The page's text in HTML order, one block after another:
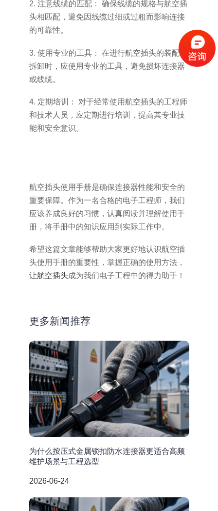
2. 注意线缆的匹配： 确保线缆的规格与航空插
头相匹配，避免因线缆过细或过粗而影响连接
的可靠性。
3. 使用专业的工具： 在进行航空插头的装配和
拆卸时，应使用专业的工具，避免损坏连接器
或线缆。
4. 定期培训： 对于经常使用航空插头的工程师
和技术人员，应定期进行培训，提高其专业技
能和安全意识。
航空插头使用手册是确保连接器性能和安全的
重要保障。作为一名合格的电子工程师，我们
应该养成良好的习惯，认真阅读并理解使用手
册，将手册中的知识应用到实际工作中。
希望这篇文章能够帮助大家更好地认识航空插
头使用手册的重要性，掌握正确的使用方法，
让航空插头成为我们电子工程中的得力助手！
更多新闻推荐
为什么按压式金属锁扣防水连接器更适合高频
维护场景与工程选型
2026-06-24